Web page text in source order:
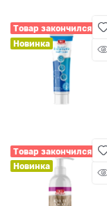
Товар закончился
Новинка
Товар закончился
Новинка